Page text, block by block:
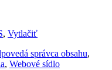
, Vytlačiť
správca obsahu,
, Webové sídlo